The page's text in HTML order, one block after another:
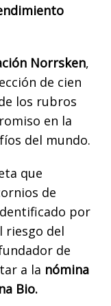
Norrsken,
de cien
los rubros
en la
del mundo.
que
de
por
riesgo del
de
a la nómina
Bio.